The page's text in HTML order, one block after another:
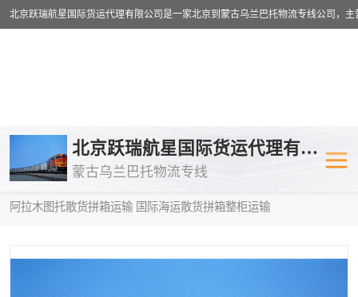
北京跃瑞航星国际货运代理有限公司
蒙古乌兰巴托物流专线
阿拉木图托散货拼箱运输 国际海运散货拼箱整柜运输
乌兰巴托物流专线 乌兰巴托铁
乌兰巴托公路运输
中欧班列
蒙古乌兰巴托双清包税 蒙古乌兰巴